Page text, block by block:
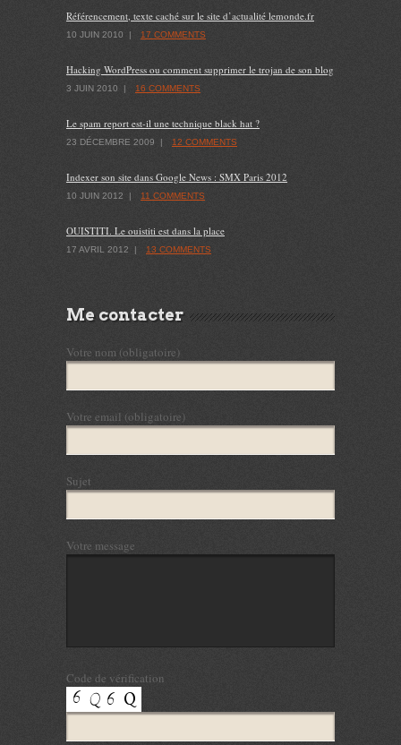
Référencement, texte caché sur le site d’actualité lemonde.fr
10 JUIN 2010 | 17 COMMENTS
Hacking WordPress ou comment supprimer le trojan de son blog
3 JUIN 2010 | 16 COMMENTS
Le spam report est-il une technique black hat ?
23 DÉCEMBRE 2009 | 12 COMMENTS
Indexer son site dans Google News : SMX Paris 2012
10 JUIN 2012 | 11 COMMENTS
OUISTITI. Le ouistiti est dans la place
17 AVRIL 2012 | 13 COMMENTS
Me contacter
Votre nom (obligatoire)
Votre email (obligatoire)
Sujet
Votre message
Code de vérification